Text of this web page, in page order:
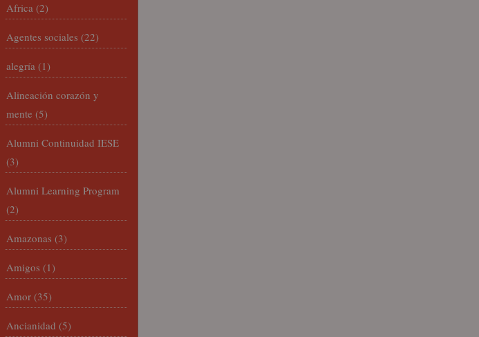
Africa (2)
Agentes sociales (22)
alegría (1)
Alineación corazón y
mente (5)
Alumni Continuidad IESE
(3)
Alumni Learning Program
(2)
Amazonas (3)
Amigos (1)
Amor (35)
Ancianidad (5)